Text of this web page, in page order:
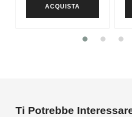
ACQUISTA
Ti Potrebbe